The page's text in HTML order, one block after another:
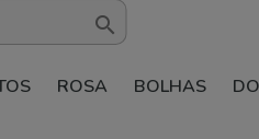

ROSA BOLHAS